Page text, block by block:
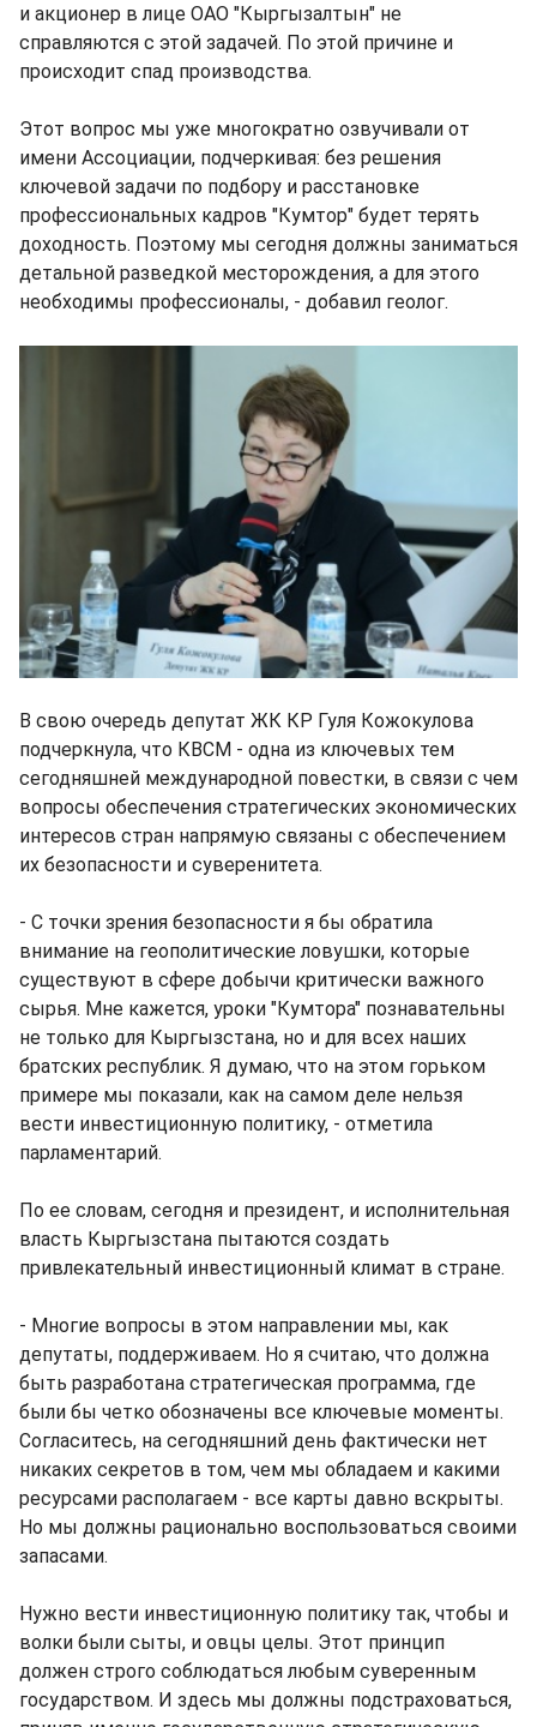
и акционер в лице ОАО "Кыргызалтын" не
справляются с этой задачей. По этой причине и
происходит спад производства.
Этот вопрос мы уже многократно озвучивали от
имени Ассоциации, подчеркивая: без решения
ключевой задачи по подбору и расстановке
профессиональных кадров "Кумтор" будет терять
доходность. Поэтому мы сегодня должны заниматься
детальной разведкой месторождения, а для этого
необходимы профессионалы, - добавил геолог.
В свою очередь депутат ЖК КР Гуля Кожокулова
подчеркнула, что КВСМ - одна из ключевых тем
сегодняшней международной повестки, в связи с чем
вопросы обеспечения стратегических экономических
интересов стран напрямую связаны с обеспечением
их безопасности и суверенитета.
- С точки зрения безопасности я бы обратила
внимание на геополитические ловушки, которые
существуют в сфере добычи критически важного
сырья. Мне кажется, уроки "Кумтора" познавательны
не только для Кыргызстана, но и для всех наших
братских республик. Я думаю, что на этом горьком
примере мы показали, как на самом деле нельзя
вести инвестиционную политику, - отметила
парламентарий.
По ее словам, сегодня и президент, и исполнительная
власть Кыргызстана пытаются создать
привлекательный инвестиционный климат в стране.
- Многие вопросы в этом направлении мы, как
депутаты, поддерживаем. Но я считаю, что должна
быть разработана стратегическая программа, где
были бы четко обозначены все ключевые моменты.
Согласитесь, на сегодняшний день фактически нет
никаких секретов в том, чем мы обладаем и какими
ресурсами располагаем - все карты давно вскрыты.
Но мы должны рационально воспользоваться своими
запасами.
Нужно вести инвестиционную политику так, чтобы и
волки были сыты, и овцы целы. Этот принцип
должен строго соблюдаться любым суверенным
государством. И здесь мы должны подстраховаться,